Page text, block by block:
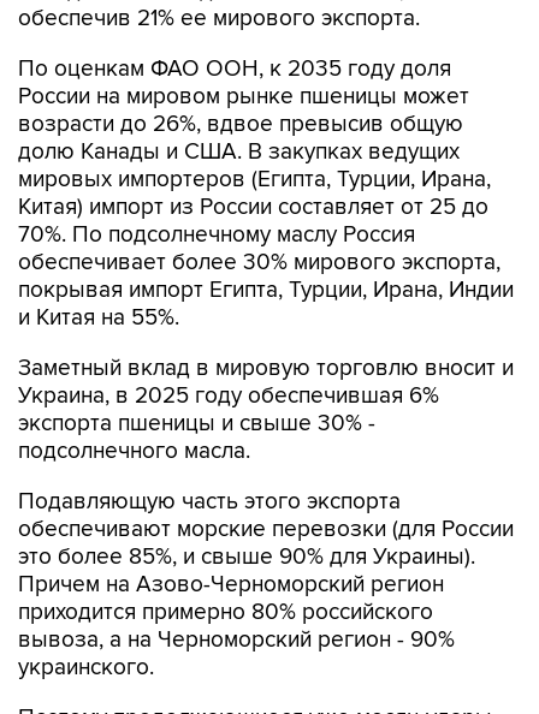
По оценкам ФАО ООН, к 2035 году доля
возрасти до 26%, вдвое превысив общую
долю Канады и США. В закупках ведущих
мировых импортеров (Египта, Турции, Ирана,
Китая) импорт из России составляет от 25 до
70%. По подсолнечному маслу Россия
обеспечивает более 30% мирового экспорта,
покрывая импорт Египта, Турции, Ирана, Индии
и Китая на 55%.
Заметный вклад в мировую торговлю вносит и
экспорта пшеницы и свыше 30% -
подсолнечного масла.
Подавляющую часть этого экспорта
это более 85%, и свыше 90% для Украины).
Причем на Азово-Черноморский регион
приходится примерно 80% российского
вывоза, а на Черноморский регион - 90%
украинского.
Поэтому продолжающиеся уже месяц удары